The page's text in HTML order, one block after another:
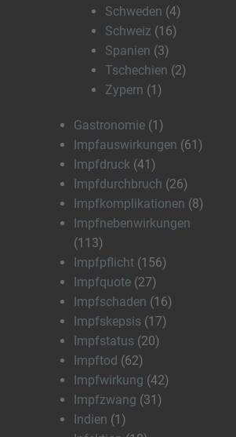
Schweden (4)
Schweiz (16)
Spanien (3)
Tschechien (2)
Zypern (1)
Gastronomie (1)
Impfauswirkungen (61)
Impfdruck (41)
Impfdurchbruch (26)
Impfkomplikationen (8)
Impfnebenwirkungen
(113)
Impfpflicht (156)
Impfquote (27)
Impfschaden (16)
Impfskepsis (17)
Impfstatus (20)
Impftod (62)
Impfwirkung (42)
Impfzwang (31)
Indien (1)